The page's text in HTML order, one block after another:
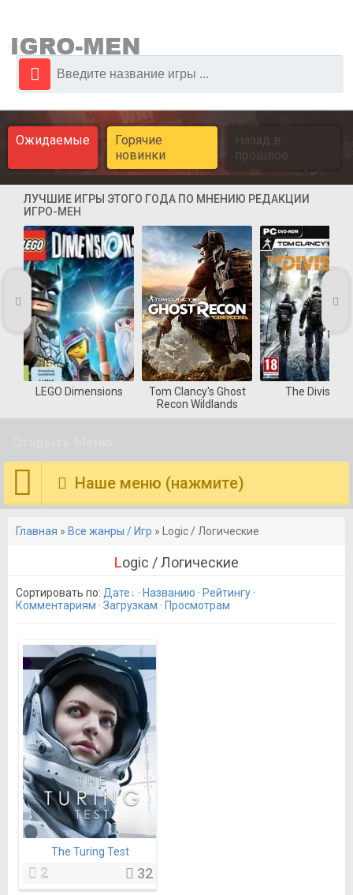
Ожидаемые
Горячие
новинки
Назад в
прошлое
ЛУЧШИЕ ИГРЫ ЭТОГО ГОДА ПО МНЕНИЮ РЕДАКЦИИ
ИГРО-МЕН
LEGO Dimensions
Tom Clancy's Ghost
Recon Wildlands
The Division
Наше меню (нажмите)
Главная » Все жанры / Игр » Logic / Логические
Logic / Логические
Сортировать по: Дате · Названию · Рейтингу ·
Комментариям · Загрузкам · Просмотрам
The Turing Test
2 32